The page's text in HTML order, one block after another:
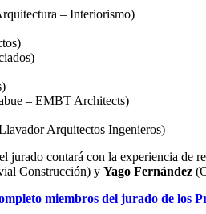
– Interiorismo)
– EMBT Architects)
Arquitectos Ingenieros)
jurado contará con la experiencia de
Construcción) y Yago Fernández
miembros del jurado de los